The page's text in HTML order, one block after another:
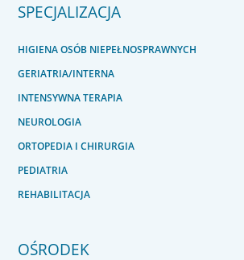
SPECJALIZACJA
HIGIENA OSÓB NIEPEŁNOSPRAWNYCH
GERIATRIA/INTERNA
INTENSYWNA TERAPIA
NEUROLOGIA
ORTOPEDIA I CHIRURGIA
PEDIATRIA
REHABILITACJA
OŚRODEK